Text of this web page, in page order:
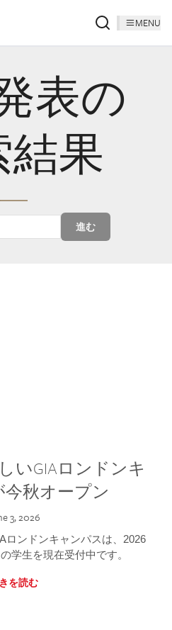
MENU
表の
結果
進む
いGIAロンドンキ
秋オープン
3, 2026
ロンドンキャンパスは、2026
学生を現在受付中です。
を読む